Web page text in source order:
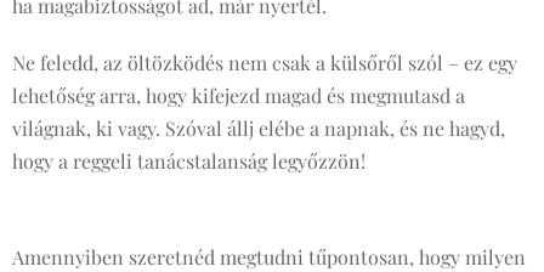
ha magabiztosságot ad, már nyertél.
Ne feledd, az öltözködés nem csak a külsőről szól – ez egy
lehetőség arra, hogy kifejezd magad és megmutasd a
világnak, ki vagy. Szóval állj elébe a napnak, és ne hagyd,
hogy a reggeli tanácstalanság legyőzzön! 😊
Amennyiben szeretnéd megtudni tűpontosan, hogy milyen